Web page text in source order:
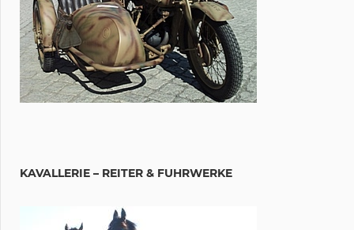
KAVALLERIE – REITER & FUHRWERKE